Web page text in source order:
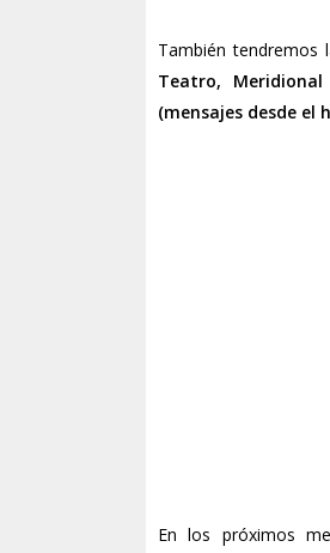
También tendremos
Teatro,
(mensajes desde el
En los próximos